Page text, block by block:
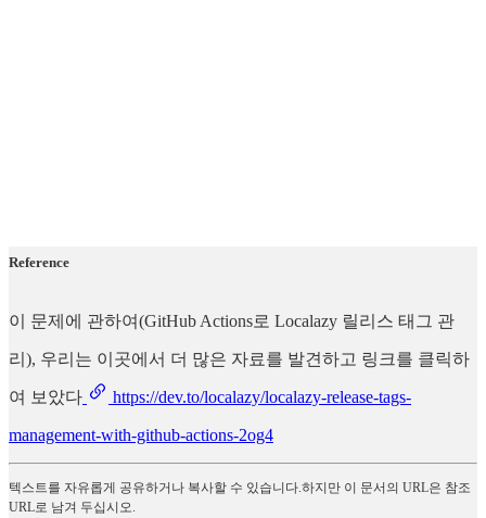
Reference
이 문제에 관하여(GitHub Actions로 Localazy 릴리스 태그 관
리), 우리는 이곳에서 더 많은 자료를 발견하고 링크를 클릭하
여 보았다 https://dev.to/localazy/localazy-release-tags-
management-with-github-actions-2og4
텍스트를 자유롭게 공유하거나 복사할 수 있습니다.하지만 이 문서의 URL은 참조
URL로 남겨 두십시오.